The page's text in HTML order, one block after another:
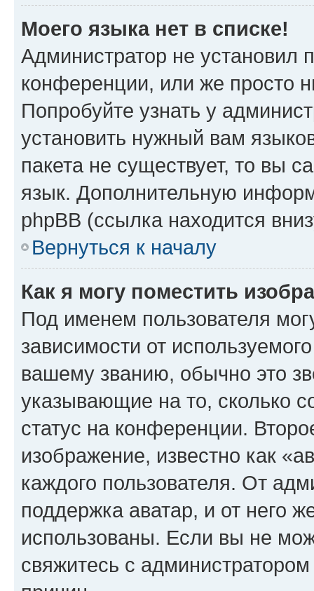
Моего языка нет в списке!
Администратор не установил
конференции, или же просто
Попробуйте узнать у
установить нужный вам
пакета не существует, то вы
язык. Дополнительную
phpBB (ссылка находится
Вернуться к началу
Как я могу поместить
Под именем пользователя
зависимости от
вашему званию, обычно это
указывающие на то, сколько
статус на конференции.
изображение, известно как
каждого пользователя. От
поддержка аватар, и от него
использованы. Если вы не
свяжитесь с